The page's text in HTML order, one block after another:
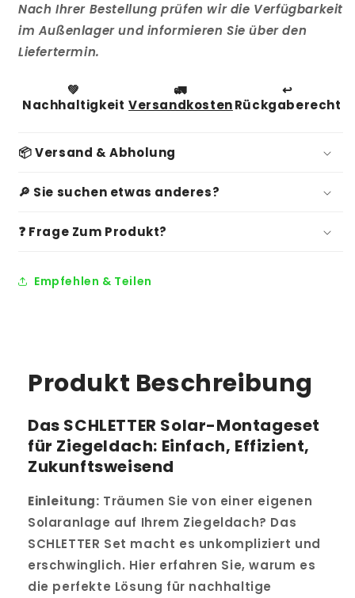
Nach Ihrer Bestellung prüfen wir die Verfügbarkeit
im Außenlager und informieren Sie über den
Liefertermin.
💚
Nachhaltigkeit
🚛
Versandkosten
↩️
Rückgaberecht
📦 Versand & Abholung
🔎 Sie suchen etwas anderes?
❓ Frage Zum Produkt?
Empfehlen & Teilen
Produkt Beschreibung
Das SCHLETTER Solar-Montageset
für Ziegeldach: Einfach, Effizient,
Zukunftsweisend
Einleitung: Träumen Sie von einer eigenen
Solaranlage auf Ihrem Ziegeldach? Das
SCHLETTER Set macht es unkompliziert und
erschwinglich. Hier erfahren Sie, warum es
die perfekte Lösung für nachhaltige